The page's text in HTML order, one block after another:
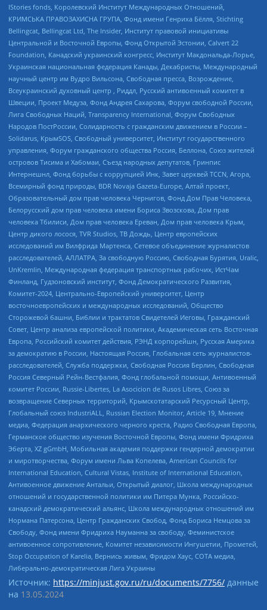
IStories fonds, Королевский Институт Международных Отношений,
КРИМСЬКА ПРАВОЗАХИСНА ГРУПА, Фонд имени Генриха Бёлля, Stichting
Bellingcat, Bellingcat Ltd, The Insider, Институт правовой инициативы
Центральной и Восточной Европы, Фонд Открытой Эстонии, Calvert 22
Foundation, Канадский украинский конгресс, Институт Макдональда-Лорье,
Украинская национальная федерация Канады, Декабристы, Международный
научный центр им Вудро Вильсона, Свободная пресса, Возрождение,
Всеукраинский духовный центр , Риддл, Русский антивоенный комитет в
Швеции, Проект Медуза, Фонд Андрея Сахарова, Форум свободной России,
Лига Свободных Наций, Transparеncy International, Форум Свободных
Народов ПостРоссии, Солидарность с гражданским движением в России –
Solidarus, КрымSOS, Свободный университет, Институт государственного
управления, Форум гражданского общества Россия, Беллона, Союз жителей
островов Тисима и Хабомаи, Съезд народных депутатов, Гринпис
Интернешнл, Фонд борьбы с коррупцией Инк, Завет церквей TCCN, Агора,
Всемирный фонд природы, BDR Novaja Gazeta-Europe, Алтай проект,
Образовательный дом прав человека Чернигов, Фонд Дом Прав Человека,
Белорусский дом прав человека имени Бориса Звозскова, Дом прав
человека Тбилиси, Дом прав человека Ереван, Дом прав человека Крым,
Центр дикого лосося, TVR Studios, ТВ Дождь, Центр европейских
исследований им Вилфрида Мартенса, Сетевое объединение журналистов
расследователей, АЛЛАТРА, За свободную Россию, Свободная Бурятия, Uralic,
UnKremlin, Международная федерация транспортных рабочих, ИстЧам
Финланд, Гудзоновский институт, Фонд Демократического Развития,
Комитет-2024, Центрально-Европейский университет, Центр
восточноевропейских и международных исследований, Общество
Сторожевой башни, Библии и трактатов Свидетелей Иеговы, Гражданский
Совет, Центр анализа европейской политики, Академическая сеть Восточная
Европа, Российский комитет действия, РЭНД корпорейшн, Русская Америка
за демократию в России, Настоящая Россия, Глобальная сеть журналистов-
расследователей, Служба поддержки, Свободная Россия Берлин, Свободная
Россия Северный Рейн-Вестфалия, Фонд глобальной помощи, Антивоенный
комитет России, Russie-Libertes, La Asocicion de Rusos Libres, Союз за
возвращение Северных территорий, Крымскотатарский Ресурсный Центр,
Глобальный союз IndustriALL, Russian Election Monitor, Article 19, Мнение
медиа, Федерация анархического черного креста, Радио Свободная Европа,
Германское общество изучения Восточной Европы, Фонд имени Фридриха
Эберта, XZ gGmbH, Мобильная академия поддержки гендерной демократии
и миротворчества, Форум имени Льва Копелева, American Councils for
International Education, Cultural Vistas, Institute of International Education,
Антивоенное движение Антальи, Открытый диалог, Школа международных
отношений и государственной политики им Питера Мунка, Российско-
канадский демократический альянс, Школа международных отношений им
Нормана Патерсона, Центр Гражданских Свобод, Фонд Бориса Немцова за
Свободу, Фонд имени Фридриха Науманна за свободу, Феминистское
антивоенное сопротивление, Комитет независимости Ингушетии, Прометей,
Stop Occupation of Karelia, Вернись живым, Фридом Хаус, СОТА медиа,
Либерально-демократическая Лига Украины
Источник: https://minjust.gov.ru/ru/documents/7756/ данные
на 13.05.2024